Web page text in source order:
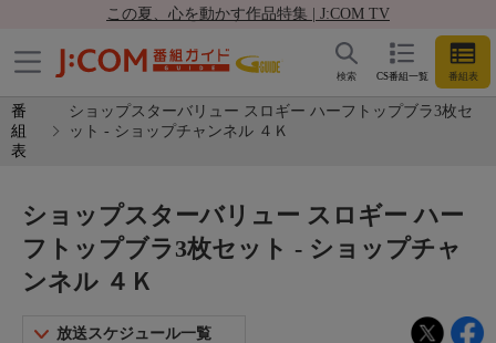
この夏、心を動かす作品特集 | J:COM TV
CS番組一覧 番組表
検索
番
組
表
ショップスターバリュー スロギー ハーフトップブラ3枚セ
ット - ショップチャンネル ４Ｋ
ショップスターバリュー スロギー ハー
フトップブラ3枚セット - ショップチャ
ンネル ４Ｋ
放送スケジュール一覧